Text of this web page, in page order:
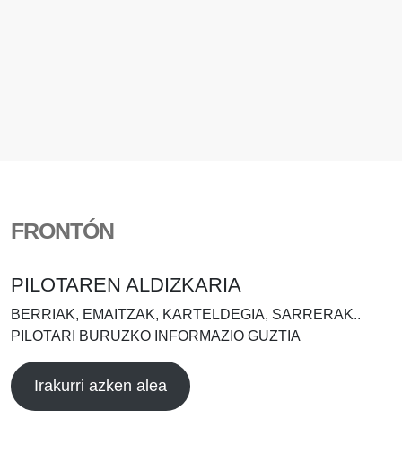
FRONTÓN
PILOTAREN ALDIZKARIA
BERRIAK, EMAITZAK, KARTELDEGIA, SARRERAK..
PILOTARI BURUZKO INFORMAZIO GUZTIA
Irakurri azken alea